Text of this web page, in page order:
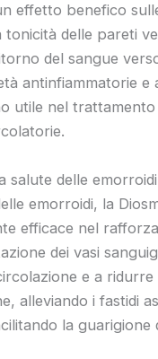
effetto benefico
tonicità delle pareti
del sangue
antinfiammatorie e
utile nel
salute delle
emorroidi, la
efficace nel
dei vasi
e a
alleviando i fastidi
la guarigione